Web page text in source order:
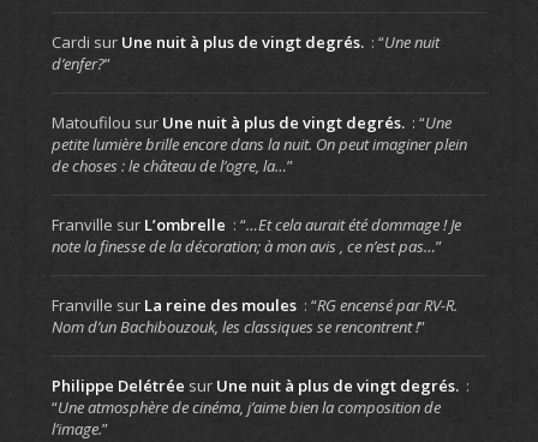
Cardi sur Une nuit à plus de vingt degrés. : “Une nuit
d’enfer?”
Matoufilou sur Une nuit à plus de vingt degrés. : “Une
petite lumière brille encore dans la nuit. On peut imaginer plein
de choses : le château de l’ogre, la…”
Franville sur L’ombrelle : “…Et cela aurait été dommage ! Je
note la finesse de la décoration; à mon avis , ce n’est pas…”
Franville sur La reine des moules : “RG encensé par RV-R.
Nom d’un Bachibouzouk, les classiques se rencontrent !”
Philippe Delétrée sur Une nuit à plus de vingt degrés. :
“Une atmosphère de cinéma, j’aime bien la composition de
l’image.”